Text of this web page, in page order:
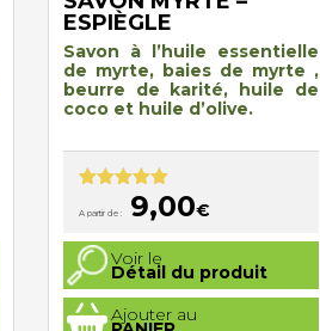
ESPIÈGLE
Savon à l’huile essentielle
de myrte, baies de myrte ,
beurre de karité, huile de
coco et huile d’olive.
5.00
sur 5
A partir de : 9,00€
Voir le
Détail du produit
Ajouter au
Ce
produit
a
plusieurs
variations.